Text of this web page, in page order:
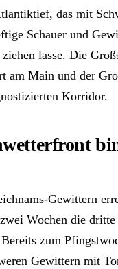
das mit
Schauer und
lasse. Die
am Main und der
Korridor.
Gewittern
Wochen die dritte
zum
Gewittern mit